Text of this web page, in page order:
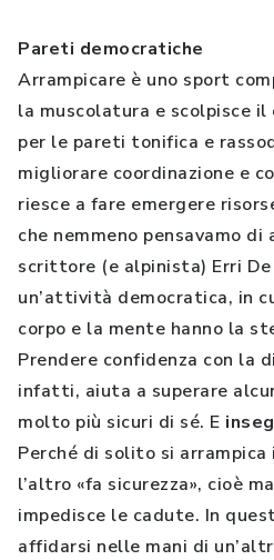
Pareti democratiche
Arrampicare è uno sport
la muscolatura e scolpisce il
per le pareti tonifica e
migliorare coordinazione e
riesce a fare emergere
che nemmeno pensavamo di
scrittore (e alpinista) Erri De
un’attività democratica, in
corpo e la mente hanno la
Prendere confidenza con la
infatti, aiuta a superare
molto più sicuri di sé. E
Perché di solito si arrampica
l’altro «fa sicurezza», cioè
impedisce le cadute. In
affidarsi nelle mani di